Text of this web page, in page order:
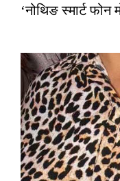
‘नोथिङ स्मार्ट